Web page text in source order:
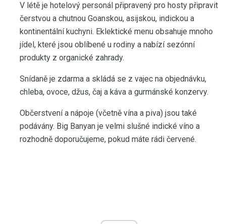
V létě je hotelový personál připravený pro hosty připravit
čerstvou a chutnou Goanskou, asijskou, indickou a
kontinentální kuchyni. Eklektické menu obsahuje mnoho
jídel, které jsou oblíbené u rodiny a nabízí sezónní
produkty z organické zahrady.
Snídaně je zdarma a skládá se z vajec na objednávku,
chleba, ovoce, džus, čaj a káva a gurmánské konzervy.
Občerstvení a nápoje (včetně vína a piva) jsou také
podávány. Big Banyan je velmi slušné indické víno a
rozhodně doporučujeme, pokud máte rádi červené.